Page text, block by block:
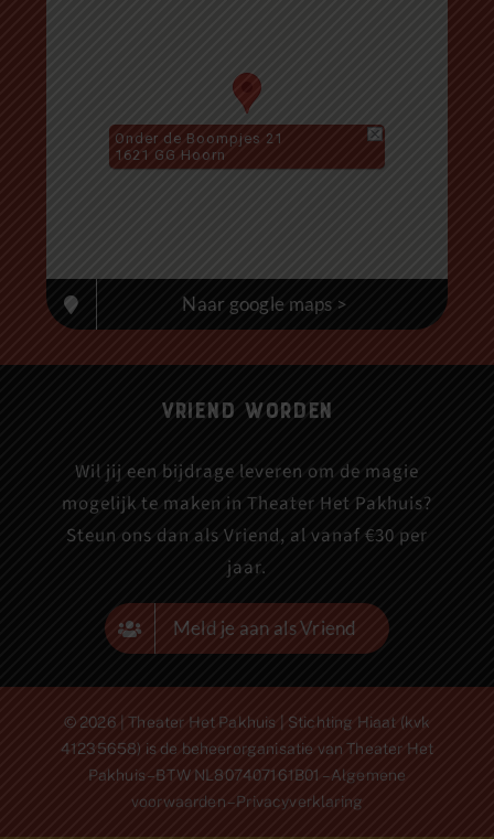
Onder de Boompjes 21
1621 GG Hoorn
Naar google maps >
Vriend worden
Wil jij een bijdrage leveren om de magie
mogelijk te maken in Theater Het Pakhuis?
Steun ons dan als Vriend, al vanaf €30 per
jaar.
Meld je aan als Vriend
© 2026 | Theater Het Pakhuis | Stichting Hiaat (kvk
41235658) is de beheerorganisatie van Theater Het
Pakhuis – BTW NL807407161B01 –Algemene
voorwaarden–Privacyverklaring